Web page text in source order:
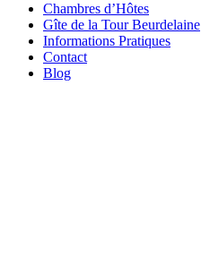
Chambres d’Hôtes
Gîte de la Tour Beurdelaine
Informations Pratiques
Contact
Blog